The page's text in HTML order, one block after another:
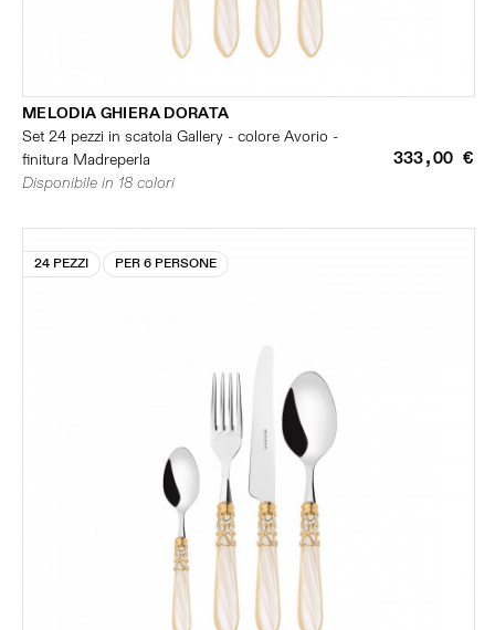
MELODIA GHIERA DORATA
Set 24 pezzi in scatola Gallery - colore Avorio -
finitura Madreperla
333,00 €
Disponibile in 18 colori
24 PEZZI PER 6 PERSONE